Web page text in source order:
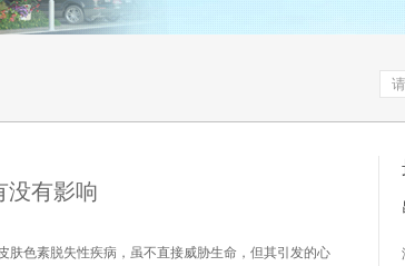
没有影响
肤色素脱失性疾病，虽不直接威胁生命，但其引发的心